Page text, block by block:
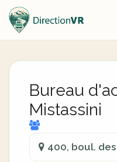
Bureau
Mistassini
400, boul.